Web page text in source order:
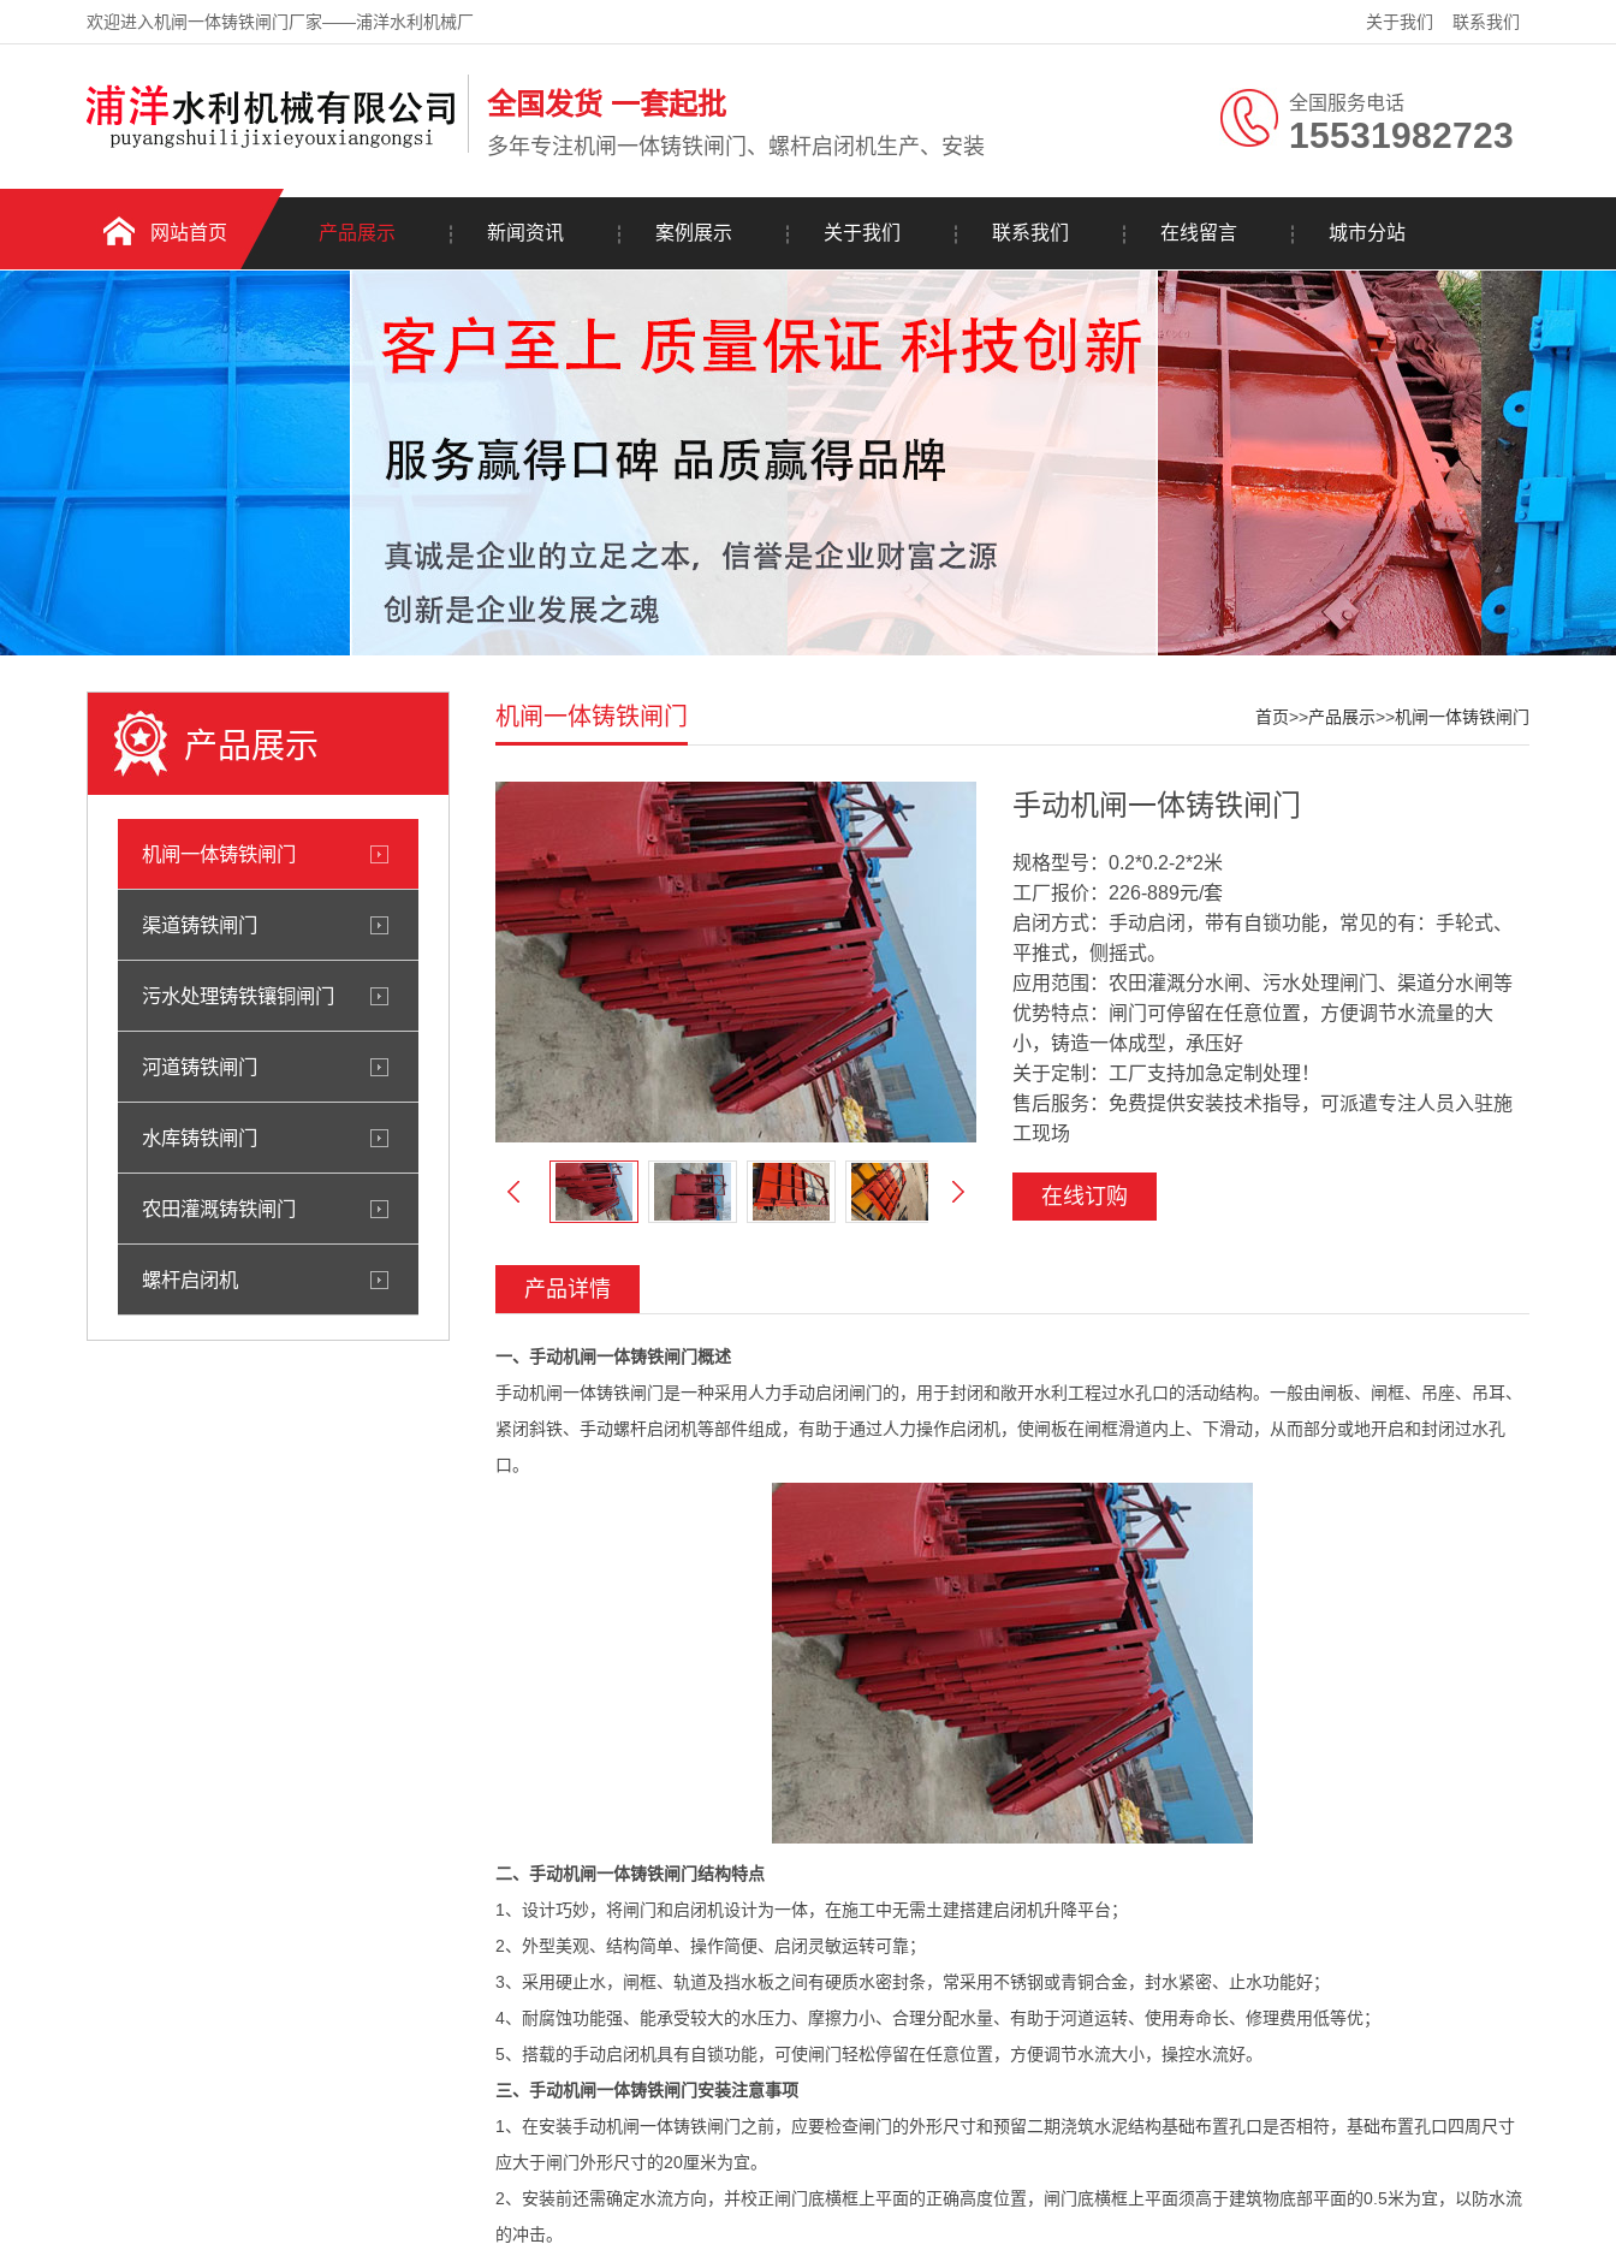
欢迎进入机闸一体铸铁闸门厂家——浦洋水利机械厂 关于我们 联系我们
全国发货 一套起批
多年专注机闸一体铸铁闸门、螺杆启闭机生产、安装
全国服务电话
15531982723
网站首页 产品展示 新闻资讯 案例展示 关于我们 联系我们 在线留言 城市分站
产品展示
机闸一体铸铁闸门
渠道铸铁闸门
污水处理铸铁镶铜闸门
河道铸铁闸门
水库铸铁闸门
农田灌溉铸铁闸门
螺杆启闭机
机闸一体铸铁闸门 首页>>产品展示>>机闸一体铸铁闸门
手动机闸一体铸铁闸门
规格型号：0.2*0.2-2*2米
工厂报价：226-889元/套
启闭方式：手动启闭，带有自锁功能，常见的有：手轮式、
平推式，侧摇式。
应用范围：农田灌溉分水闸、污水处理闸门、渠道分水闸等
优势特点：闸门可停留在任意位置，方便调节水流量的大
小，铸造一体成型，承压好
关于定制：工厂支持加急定制处理！
售后服务：免费提供安装技术指导，可派遣专注人员入驻施
工现场
在线订购
产品详情
一、手动机闸一体铸铁闸门概述
手动机闸一体铸铁闸门是一种采用人力手动启闭闸门的，用于封闭和敞开水利工程过水孔口的活动结构。一般由闸板、闸框、吊座、吊耳、
紧闭斜铁、手动螺杆启闭机等部件组成，有助于通过人力操作启闭机，使闸板在闸框滑道内上、下滑动，从而部分或地开启和封闭过水孔
口。
二、手动机闸一体铸铁闸门结构特点
1、设计巧妙，将闸门和启闭机设计为一体，在施工中无需土建搭建启闭机升降平台；
2、外型美观、结构简单、操作简便、启闭灵敏运转可靠；
3、采用硬止水，闸框、轨道及挡水板之间有硬质水密封条，常采用不锈钢或青铜合金，封水紧密、止水功能好；
4、耐腐蚀功能强、能承受较大的水压力、摩擦力小、合理分配水量、有助于河道运转、使用寿命长、修理费用低等优；
5、搭载的手动启闭机具有自锁功能，可使闸门轻松停留在任意位置，方便调节水流大小，操控水流好。
三、手动机闸一体铸铁闸门安装注意事项
1、在安装手动机闸一体铸铁闸门之前，应要检查闸门的外形尺寸和预留二期浇筑水泥结构基础布置孔口是否相符，基础布置孔口四周尺寸
应大于闸门外形尺寸的20厘米为宜。
2、安装前还需确定水流方向，并校正闸门底横框上平面的正确高度位置，闸门底横框上平面须高于建筑物底部平面的0.5米为宜，以防水流
的冲击。